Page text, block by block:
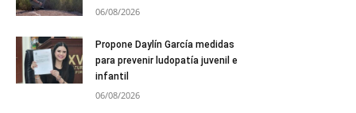
06/08/2026
Propone Daylín García medidas
para prevenir ludopatía juvenil e
infantil
06/08/2026